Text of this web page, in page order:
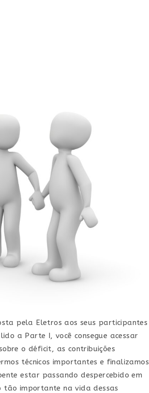
pela Eletros aos seus participantes
a Parte I, você consegue acessar
o déficit, as contribuições
técnicos importantes e finalizamos
estar passando despercebido em
tão importante na vida dessas